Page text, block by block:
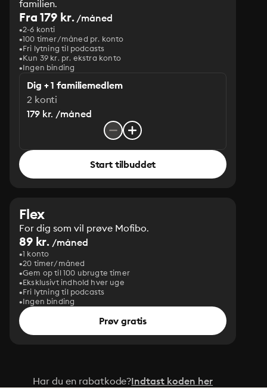
familien.
Fra 179 kr./måned
2-6 konti
100 timer/måned pr. konto
Fri lytning til podcasts
Kun 39 kr. pr. ekstra konto
Ingen binding
Dig + 1 familiemedlem
2 konti
179 kr. /måned
Start tilbuddet
Flex
For dig som vil prøve Mofibo.
89 kr. /måned
1 konto
20 timer/måned
Gem op til 100 ubrugte timer
Eksklusivt indhold hver uge
Fri lytning til podcasts
Ingen binding
Prøv gratis
Har du en rabatkode?Indtast koden her